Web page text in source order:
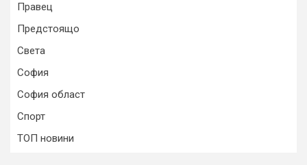
Правец
Предстоящо
Света
София
София област
Спорт
ТОП новини